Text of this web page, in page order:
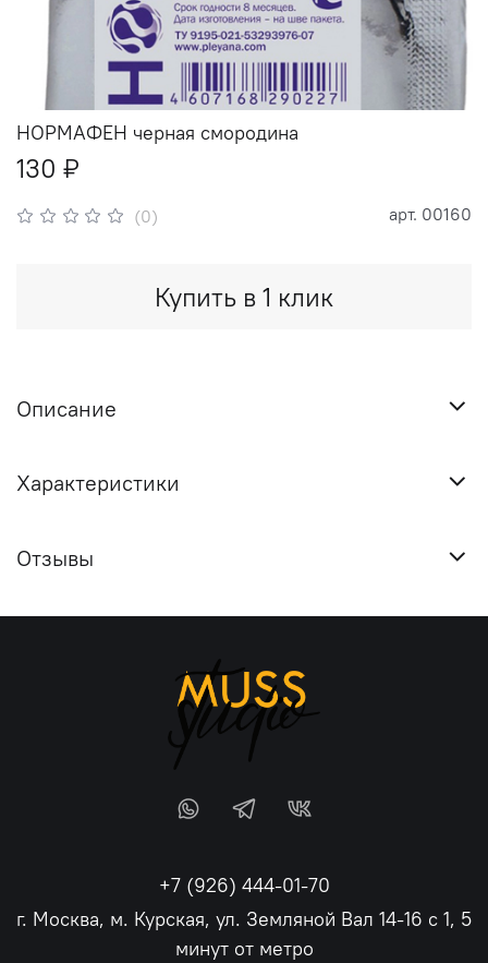
(0) арт. 00160
НОРМАФЕН черная смородина
130 ₽
Купить в 1 клик
Описание
Характеристики
Отзывы
+7 (926) 444-01-70
г. Москва, м. Курская, ул. Земляной Вал 14-16 с 1, 5
минут от метро